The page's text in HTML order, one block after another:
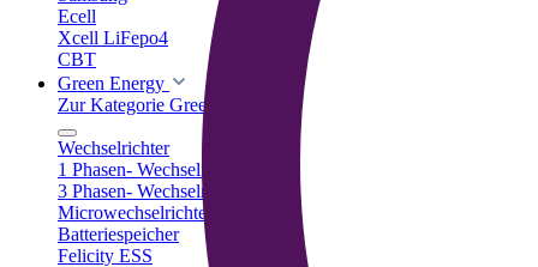
Ecell
Xcell LiFepo4
CBT
Green Energy
Zur Kategorie Green Energy
Wechselrichter
1 Phasen- Wechselrichter
3 Phasen- Wechselrichter
Microwechselrichter
Batteriespeicher
Felicity ESS